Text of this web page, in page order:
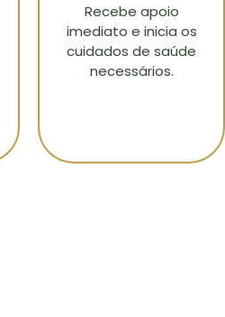
Recebe apoio
imediato e inicia os
cuidados de saúde
necessários.